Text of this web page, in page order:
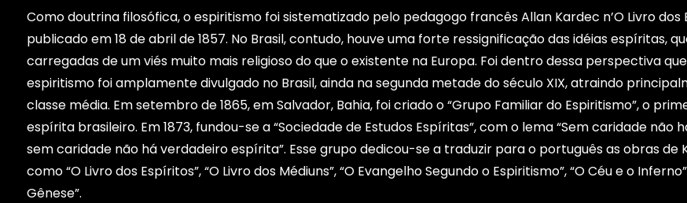
Como doutrina filosófica, o espiritismo foi sistematizado pelo pedagogo francês Allan Kardec n’O Livro dos
publicado em 18 de abril de 1857. No Brasil, contudo, houve uma forte ressignificação das idéias espíritas,
carregadas de um viés muito mais religioso do que o existente na Europa. Foi dentro dessa perspectiva
espiritismo foi amplamente divulgado no Brasil, ainda na segunda metade do século XIX, atraindo
classe média. Em setembro de 1865, em Salvador, Bahia, foi criado o “Grupo Familiar do Espiritismo”, o
espírita brasileiro. Em 1873, fundou-se a “Sociedade de Estudos Espíritas”, com o lema “Sem caridade não
sem caridade não há verdadeiro espírita”. Esse grupo dedicou-se a traduzir para o português as obras de
como “O Livro dos Espíritos”, “O Livro dos Médiuns”, “O Evangelho Segundo o Espiritismo”, “O Céu e o
Gênese”.